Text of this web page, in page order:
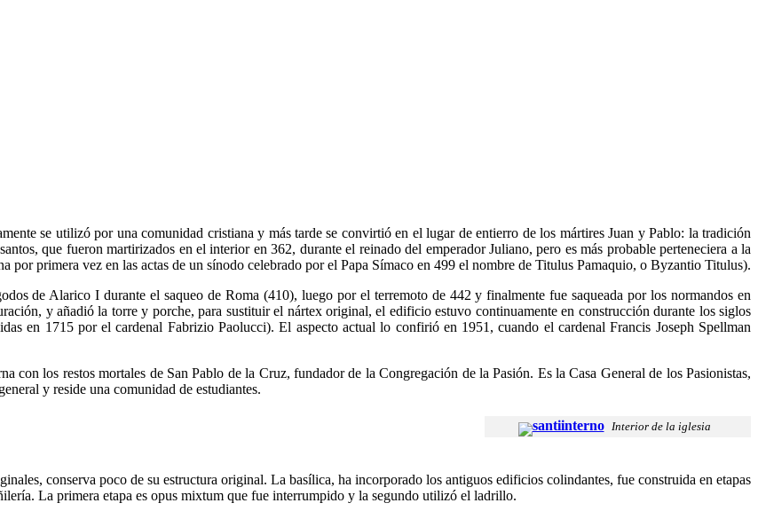
se utilizó por una comunidad cristiana y más tarde se convirtió en el lugar de entierro de los mártires Juan y Pablo: la tradición
que fueron martirizados en el interior en 362, durante el reinado del emperador Juliano, pero es más probable perteneciera a la
por primera vez en las actas de un sínodo celebrado por el Papa Símaco en 499 el nombre de Titulus Pamaquio, o Byzantio Titulus).
de Alarico I durante el saqueo de Roma (410), luego por el terremoto de 442 y finalmente fue saqueada por los normandos en
y añadió la torre y porche, para sustituir el nártex original, el edificio estuvo continuamente en construcción durante los siglos
en 1715 por el cardenal Fabrizio Paolucci). El aspecto actual lo confirió en 1951, cuando el cardenal Francis Joseph Spellman
con los restos mortales de San Pablo de la Cruz, fundador de la Congregación de la Pasión. Es la Casa General de los Pasionistas,
y reside una comunidad de estudiantes.
Interior de la iglesia
conserva poco de su estructura original. La basílica, ha incorporado los antiguos edificios colindantes, fue construida en etapas
La primera etapa es opus mixtum que fue interrumpido y la segundo utilizó el ladrillo.